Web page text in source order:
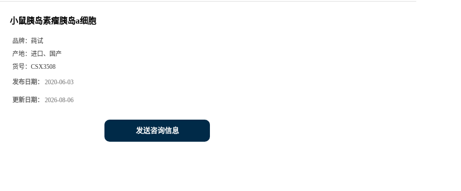
小鼠胰岛素瘤胰岛a细胞
品牌： 莼试
产地： 进口、国产
货号： CSX3508
发布日期： 2020-06-03
更新日期： 2026-08-06
发送咨询信息